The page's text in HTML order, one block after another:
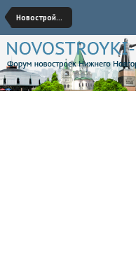
Новостройки Приокского района